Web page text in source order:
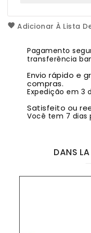
Adicionar À Lista
Pagamento
transferência
Envio rápido e
compras.
Expedição em 3
Satisfeito ou
Você tem 7 dias
DANS